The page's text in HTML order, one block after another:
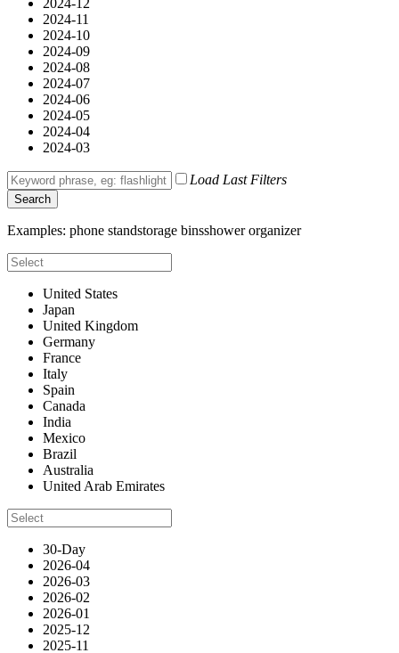
2024-12
2024-11
2024-10
2024-09
2024-08
2024-07
2024-06
2024-05
2024-04
2024-03
Load Last Filters
Search
Examples: phone standstorage binsshower organizer
United States
Japan
United Kingdom
Germany
France
Italy
Spain
Canada
India
Mexico
Brazil
Australia
United Arab Emirates
30-Day
2026-04
2026-03
2026-02
2026-01
2025-12
2025-11